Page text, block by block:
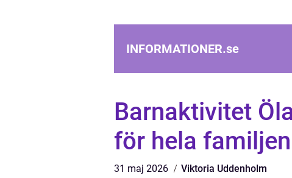
INFORMATIONER.se
Barnaktivitet
för hela familjen
31 maj 2026 Viktoria Uddenholm